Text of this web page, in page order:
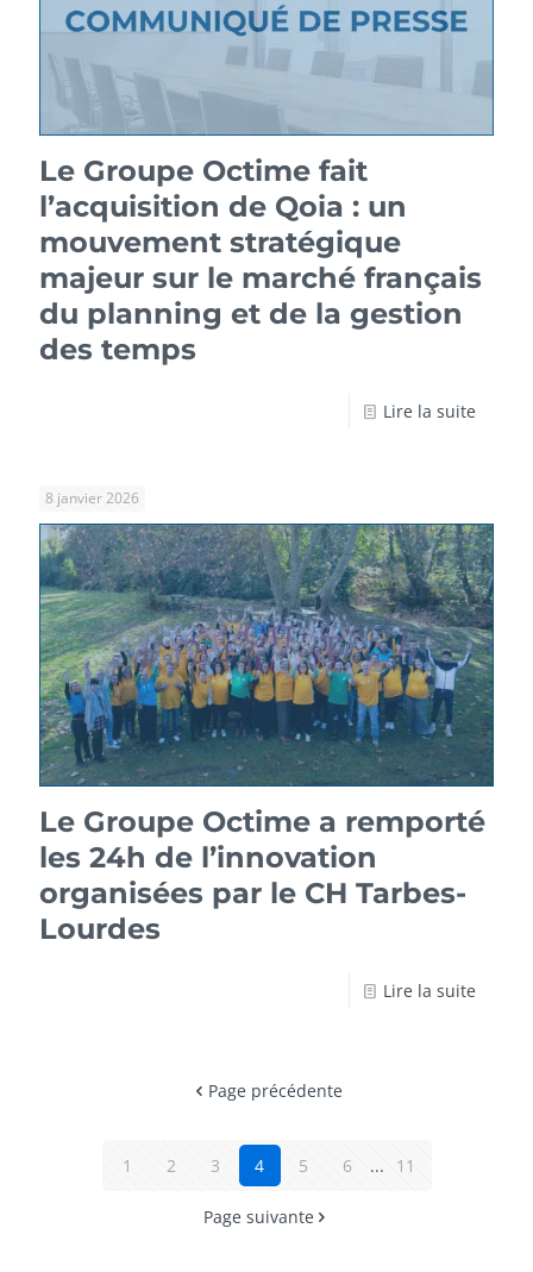
Le Groupe Octime fait
l’acquisition de Qoia : un
mouvement stratégique
majeur sur le marché français
du planning et de la gestion
des temps
Lire la suite
8 janvier 2026
Le Groupe Octime a remporté
les 24h de l’innovation
organisées par le CH Tarbes-
Lourdes
Lire la suite
Page précédente
1 2 3 4 5 6 ... 11
Page suivante